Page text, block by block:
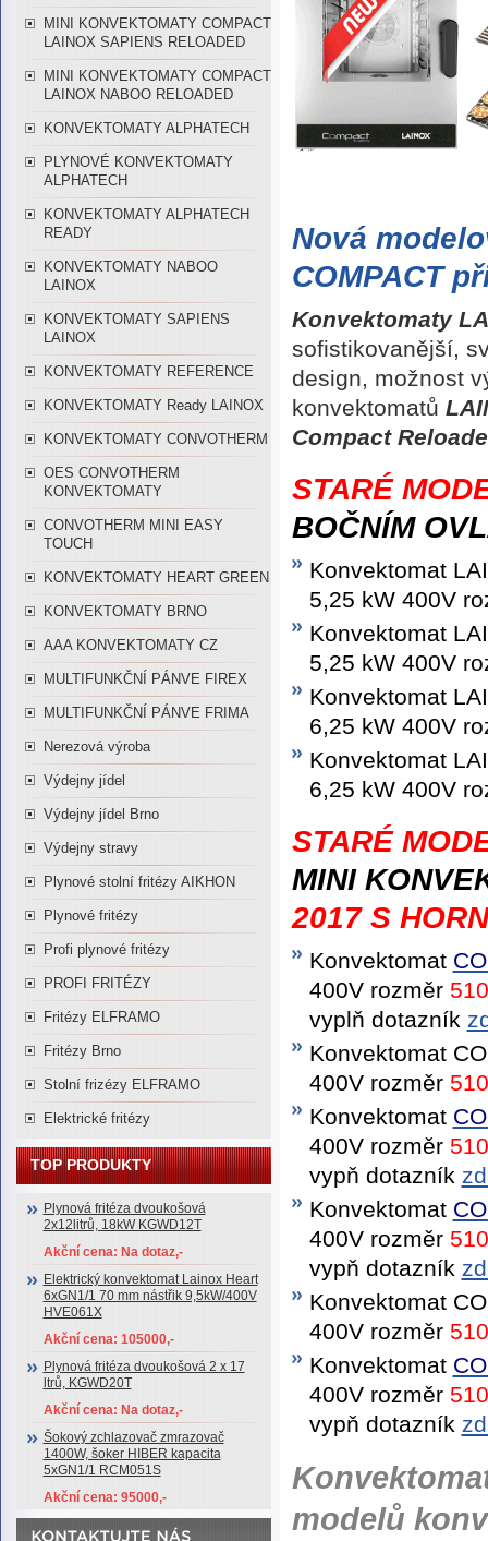
MINI KONVEKTOMATY COMPACT
LAINOX SAPIENS RELOADED
MINI KONVEKTOMATY COMPACT
LAINOX NABOO RELOADED
KONVEKTOMATY ALPHATECH
PLYNOVÉ KONVEKTOMATY
ALPHATECH
KONVEKTOMATY ALPHATECH
READY
KONVEKTOMATY NABOO
LAINOX
KONVEKTOMATY SAPIENS
LAINOX
KONVEKTOMATY REFERENCE
KONVEKTOMATY Ready LAINOX
KONVEKTOMATY CONVOTHERM
OES CONVOTHERM
KONVEKTOMATY
CONVOTHERM MINI EASY
TOUCH
KONVEKTOMATY HEART GREEN
KONVEKTOMATY BRNO
AAA KONVEKTOMATY CZ
MULTIFUNKČNÍ PÁNVE FIREX
MULTIFUNKČNÍ PÁNVE FRIMA
Nerezová výroba
Výdejny jídel
Výdejny jídel Brno
Výdejny stravy
Plynové stolní fritézy AIKHON
Plynové fritézy
Profi plynové fritézy
PROFI FRITÉZY
Fritézy ELFRAMO
Fritézy Brno
Stolní frizézy ELFRAMO
Elektrické fritézy
TOP PRODUKTY
Plynová fritéza dvoukošová
2x12litrů, 18kW KGWD12T
Akční cena: Na dotaz,-
Elektrický konvektomat Lainox Heart
6xGN1/1 70 mm nástřik 9,5kW/400V
HVE061X
Akční cena: 105000,-
Plynová fritéza dvoukošová 2 x 17
ltrů, KGWD20T
Akční cena: Na dotaz,-
Šokový zchlazovač zmrazovač
1400W, šoker HIBER kapacita
5xGN1/1 RCM051S
Akční cena: 95000,-
Nová
COMPACT
Konvektomaty
sofistikovanější,
design, možnost
konvektomatů
Compact
STARÉ
BOČNÍM
Konvektomat
5,25 kW 400V
Konvektomat
5,25 kW 400V
Konvektomat
6,25 kW 400V
Konvektomat
6,25 kW 400V
STARÉ
MINI
2017 S
Konvektomat
400V rozměr 510
vyplň dotazník
Konvektomat
400V rozměr 510
Konvektomat
400V rozměr 510
vypň dotazník
Konvektomat
400V rozměr 510
vypň dotazník
Konvektomat
400V rozměr 510
Konvektomat
400V rozměr 510
vypň dotazník
modelů